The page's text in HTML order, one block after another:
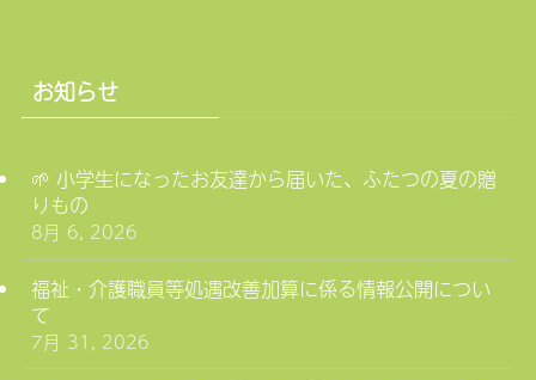
お知らせ
🌱 小学生になったお友達から届いた、ふたつの夏の贈
りもの
8月 6, 2026
福祉・介護職員等処遇改善加算に係る情報公開につい
て
7月 31, 2026